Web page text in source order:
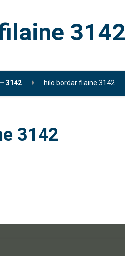
3142
3142 hilo bordar filaine 3142
3142